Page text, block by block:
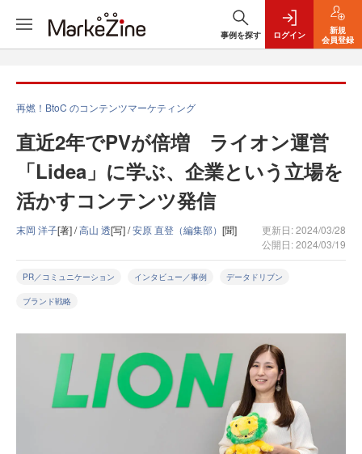
事例を探す ログイン
新規
会員登録
再燃！BtoC のコンテンツマーケティング
直近2年でPVが倍増 ライオン運営
「Lidea」に学ぶ、企業という立場を
活かすコンテンツ発信
末岡 洋子[著] /高山 透[写] /安原 直登（編集部） [聞]
更新日: 2024/03/28
公開日: 2024/03/19
PR／コミュニケーション インタビュー／事例 データドリブン
ブランド戦略